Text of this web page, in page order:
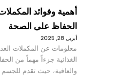
أهمية وفوائد
الحفاظ على الصحة
أبريل 28, 2025
معلومات عن المكملات
الغذائية جزءاً مهماً من
والعافية، حيث تقدم للجسم